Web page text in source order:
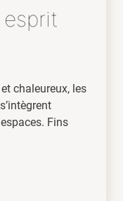
chaleureux, les
Fins